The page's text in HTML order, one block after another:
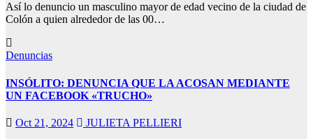
Así lo denuncio un masculino mayor de edad vecino de la ciudad de
Colón a quien alrededor de las 00…
Denuncias
INSÓLITO: DENUNCIA QUE LA ACOSAN MEDIANTE
UN FACEBOOK «TRUCHO»
Oct 21, 2024
JULIETA PELLIERI